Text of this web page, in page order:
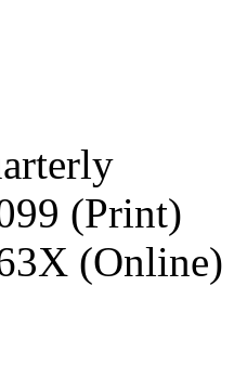
(Print)
(Online)